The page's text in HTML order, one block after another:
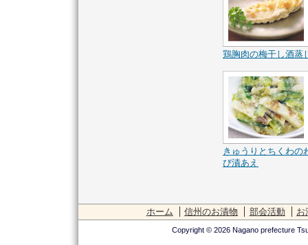
鶏胸肉の梅干し酒蒸
きゅうりとちくわの
び漬あえ
ホーム 信州のお漬物 部会活動 お
Copyright © 2026 Nagano prefecture